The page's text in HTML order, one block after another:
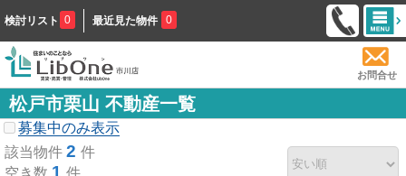
検討リスト 0 最近見た物件 0
お問合せ
松戸市栗山 不動産一覧
募集中のみ表示
該当物件 2 件
空き数 1 件